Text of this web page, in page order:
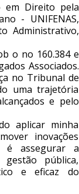
em Direito pela
- UNIFENAS,
Administrativo,
o no 160.384 e
Associados.
no Tribunal de
uma trajetória
e pelo
aplicar minha
inovações
é assegurar a
pública,
e eficaz do